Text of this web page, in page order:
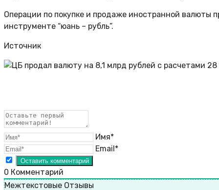
Операции по покупке и продаже иностранной валюты
инструменте “юань – рубль”.
Источник
Имя*
Email*
0 Комментарий
Межтекстовые Отзывы